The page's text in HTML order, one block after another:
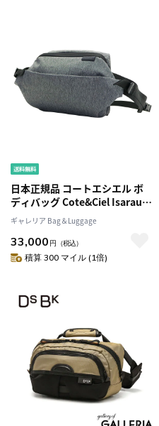
日本正規品 コートエシエル ボ
ディバッグ Cote&Ciel Isarau
Eco Yarn エコヤーン 斜め掛け
ワンショルダー コンパクト メ
ンズ レディース CC-28499 CC-
28500
ギャレリア Bag＆Luggage
33,000 円 （税込）
積算 300 マイル (1倍)